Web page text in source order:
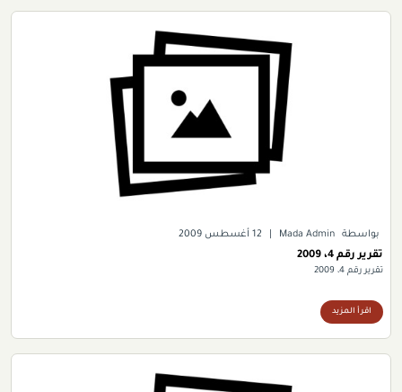
بواسطة Mada Admin 12 أغسطس 2009
تقرير رقم 4، 2009
تقرير رقم 4، 2009
اقرأ المزيد